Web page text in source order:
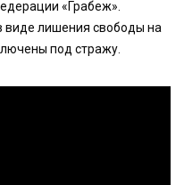
«Грабеж».
виде лишения свободы на
под стражу.